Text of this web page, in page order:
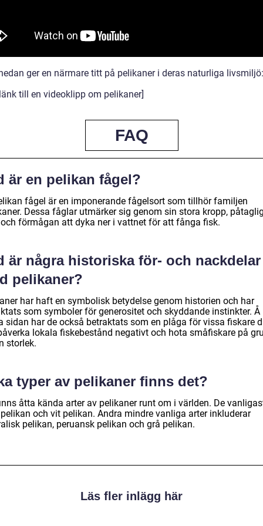
ger en närmare titt på pelikaner i deras naturliga livsmiljö:
till en videoklipp om pelikaner]
FAQ
är en pelikan fågel?
fågel är en imponerande fågelsort som tillhör familjen
Dessa fåglar utmärker sig genom sin stora kropp,
förmågan att dyka ner i vattnet för att fånga fisk.
är några historiska för- och nackdelar
pelikaner?
har haft en symbolisk betydelse genom historien och har
som symboler för generositet och skyddande instinkter. Å
sidan har de också betraktats som en plåga för vissa fiskare
lokala fiskebestånd negativt och hota småfiskare på
storlek.
typer av pelikaner finns det?
åtta kända arter av pelikaner runt om i världen. De
och vit pelikan. Andra mindre vanliga arter inkluderar
pelikan, peruansk pelikan och grå pelikan.
Läs fler inlägg här